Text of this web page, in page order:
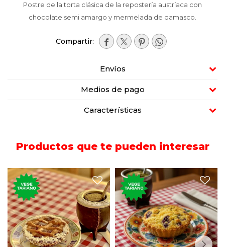
Postre de la torta clásica de la repostería austríaca con
chocolate semi amargo y mermelada de damasco.
   
Envíos
Medios de pago
Características
Productos que te pueden interesar
La clásica tarta rellena con
dulce de membrillo.
Masa crocante dulce con
manzana cocida, pasas de
uva, nueces y canela.